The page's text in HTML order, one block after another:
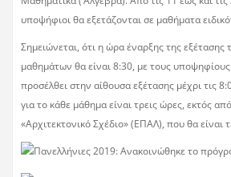
υποψήφιοι θα εξετάζονται σε μαθήματα
Σημειώνεται, ότι η ώρα έναρξης της
μαθημάτων θα είναι 8:30, με τους
προσέλθει στην αίθουσα εξέτασης μέχρι τις
για το κάθε μάθημα είναι τρεις ώρες, εκτός
«Αρχιτεκτονικό Σχέδιο» (ΕΠΑΛ), που θα είναι